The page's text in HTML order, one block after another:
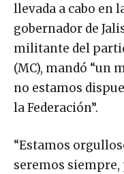
llevada a cabo en
gobernador de
militante del
(MC), mandó “un
no estamos
la Federación”.
“Estamos
seremos